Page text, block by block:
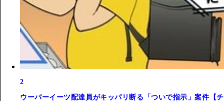
2
ウーバーイーツ配達員がキッパリ断る「ついで指示」案件【チ